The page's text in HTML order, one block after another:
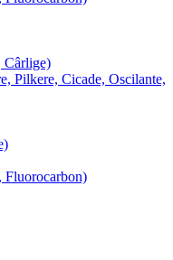
Cârlige)
Pilkere, Cicade, Oscilante,